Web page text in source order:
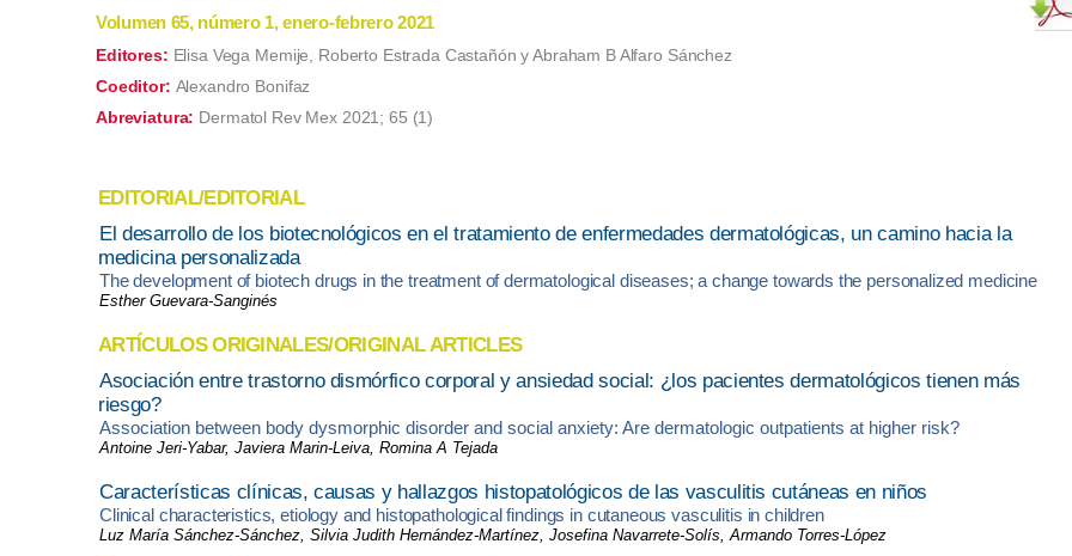
Volumen 65, número 1, enero-febrero 2021
Editores: Elisa Vega Memije, Roberto Estrada Castañón y Abraham B Alfaro Sánchez
Coeditor: Alexandro Bonifaz
Abreviatura: Dermatol Rev Mex 2021; 65 (1)
EDITORIAL/EDITORIAL
El desarrollo de los biotecnológicos en el tratamiento de enfermedades dermatológicas, un camino hacia la
medicina personalizada
The development of biotech drugs in the treatment of dermatological diseases; a change towards the personalized medicine
Esther Guevara-Sanginés
ARTÍCULOS ORIGINALES/ORIGINAL ARTICLES
Asociación entre trastorno dismórfico corporal y ansiedad social: ¿los pacientes dermatológicos tienen más
riesgo?
Association between body dysmorphic disorder and social anxiety: Are dermatologic outpatients at higher risk?
Antoine Jeri-Yabar, Javiera Marin-Leiva, Romina A Tejada
Características clínicas, causas y hallazgos histopatológicos de las vasculitis cutáneas en niños
Clinical characteristics, etiology and histopathological findings in cutaneous vasculitis in children
Luz María Sánchez-Sánchez, Silvia Judith Hernández-Martínez, Josefina Navarrete-Solís, Armando Torres-López